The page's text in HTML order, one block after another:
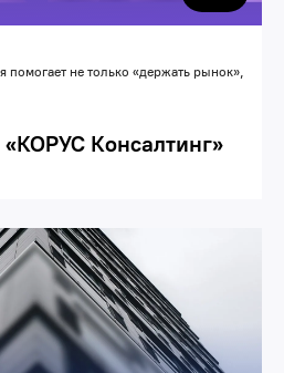
помогает не только «держать рынок»,
«КОРУС Консалтинг»